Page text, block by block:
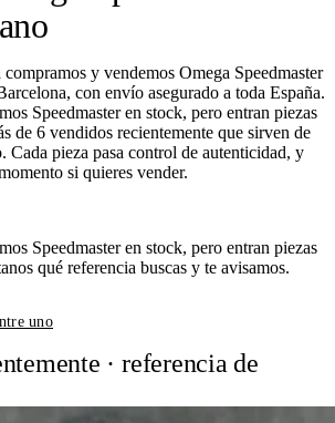
y vendemos Omega Speedmaster
con envío asegurado a toda España.
Speedmaster en stock, pero entran piezas
de 6 vendidos recientemente que sirven de
Cada pieza pasa control de autenticidad, y
si quieres vender.
Speedmaster en stock, pero entran piezas
qué referencia buscas y te avisamos.
uno
· referencia de